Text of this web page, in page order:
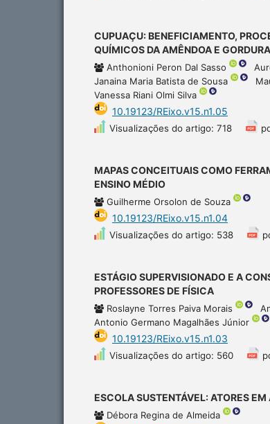
CUPUAÇU: BENEFICIAMENTO,
QUÍMICOS DA AMÊNDOA E
Anthonioni Peron Dal Sasso
Janaina Maria Batista de Sousa
Vanessa Riani Olmi Silva
10.19123/REixo.v15.n1.05
Visualizações do artigo: 718
MAPAS CONCEITUAIS COMO
ENSINO MÉDIO
Guilherme Orsolon de Souza
10.19123/REixo.v15.n1.04
Visualizações do artigo: 538
ESTÁGIO SUPERVISIONADO E A
PROFESSORES DE FÍSICA
Roslayne Torres Paiva Morais
Antonio Germano Magalhães Júnior
10.19123/REixo.v15.n1.03
Visualizações do artigo: 560
ESCOLA SUSTENTÁVEL: ATORES
Débora Regina de Almeida